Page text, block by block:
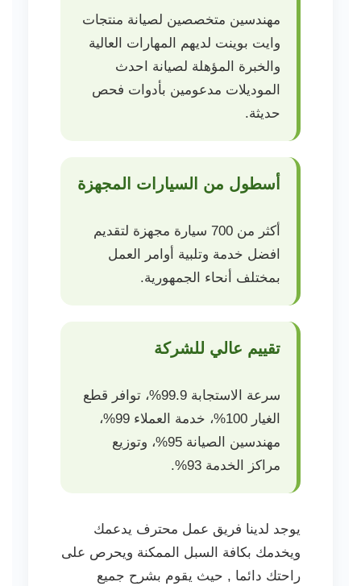
مهندسين متخصصين لصيانة منتجات
وايت بوينت لديهم المهارات العالية
والخبرة المؤهلة لصيانة احدث
الموديلات مدعومين بأدوات فحص
حديثة.
أسطول من السيارات المجهزة
أكثر من 700 سيارة مجهزة لتقديم
افضل خدمة وتلبية أوامر العمل
بمختلف أنحاء الجمهورية.
تقييم عالي للشركة
سرعة الاستجابة 99.9%، توافر قطع
الغيار 100%، خدمة العملاء 99%،
مهندسين الصيانة 95%، وتوزيع
مراكز الخدمة 93%.
يوجد لدينا فريق عمل محترف يدعمك
ويخدمك بكافة السبل الممكنة ويحرص على
راحتك دائما , حيث يقوم بشرح جميع